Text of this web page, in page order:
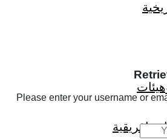
إفريقية
Please enter your username or